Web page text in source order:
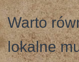
Warto
lokalne